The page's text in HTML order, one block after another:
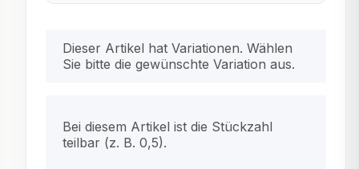
x
Dieser Artikel hat Variationen. Wählen
Sie bitte die gewünschte Variation aus.
Bei diesem Artikel ist die Stückzahl
teilbar (z. B. 0,5).